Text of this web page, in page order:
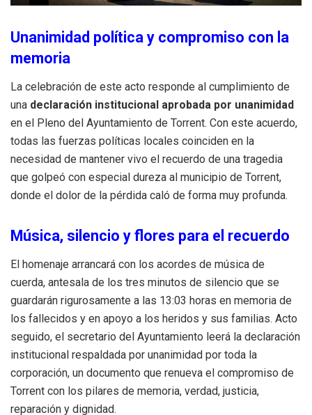
Unanimidad política y compromiso con la
memoria
La celebración de este acto responde al cumplimiento de
una declaración institucional aprobada por unanimidad
en el Pleno del Ayuntamiento de Torrent. Con este acuerdo,
todas las fuerzas políticas locales coinciden en la
necesidad de mantener vivo el recuerdo de una tragedia
que golpeó con especial dureza al municipio de Torrent,
donde el dolor de la pérdida caló de forma muy profunda.
Música, silencio y flores para el recuerdo
El homenaje arrancará con los acordes de música de
cuerda, antesala de los tres minutos de silencio que se
guardarán rigurosamente a las 13:03 horas en memoria de
los fallecidos y en apoyo a los heridos y sus familias. Acto
seguido, el secretario del Ayuntamiento leerá la declaración
institucional respaldada por unanimidad por toda la
corporación, un documento que renueva el compromiso de
Torrent con los pilares de memoria, verdad, justicia,
reparación y dignidad.